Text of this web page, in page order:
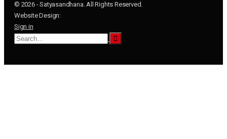
© 2026 - Satyasandhana. All Rights Reserved.
Website Design:
Sign in